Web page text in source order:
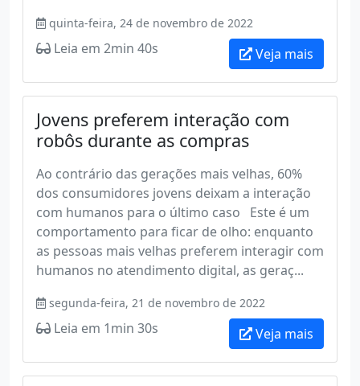
quinta-feira, 24 de novembro de 2022
Leia em 2min 40s Veja mais
Jovens preferem interação com
robôs durante as compras
Ao contrário das gerações mais velhas, 60%
dos consumidores jovens deixam a interação
com humanos para o último caso Este é um
comportamento para ficar de olho: enquanto
as pessoas mais velhas preferem interagir com
humanos no atendimento digital, as geraç...
segunda-feira, 21 de novembro de 2022
Leia em 1min 30s Veja mais